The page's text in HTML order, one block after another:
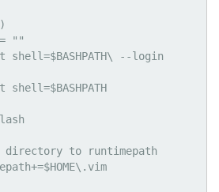
""
shell=$BASHPATH\ --login
shell=$BASHPATH
directory to runtimepath